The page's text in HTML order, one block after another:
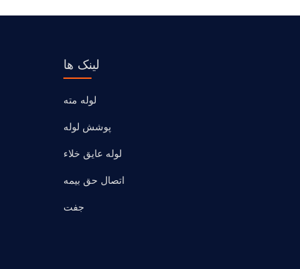
لینک ها
لوله مته
پوشش لوله
لوله عایق خلاء
اتصال حق بیمه
جفت